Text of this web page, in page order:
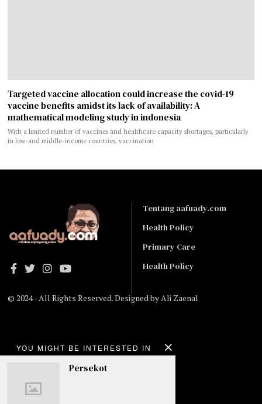
YOU MIGHT BE INTERESTED IN
Persekot
Targeted vaccine allocation could increase the covid-19
vaccine benefits amidst its lack of availability: A
mathematical modeling study in indonesia
With a limited number of vaccines and healthcare capacity shortages, particularly
in low-and middle-income countries, vaccination
© 2024 - All Rights Reserved. Designed byAli Zaenal
Tentang aafuady.com
Health Policy
Primary Care
Health Policy
Kiai di Sarang Kompeni